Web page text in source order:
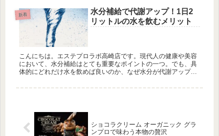
世代の美容サプリメントで、豚や馬由来のエクソソームを使用
し、肌や体調の改善を目指します。成分には、プラセンタエキ
スやパイナップル由来のセラミドが含まれ、内側からの美容効
果が期待されます。製造は日本国内で行われ、安全性も確保さ
れています。サプリメントは簡単に摂取でき、体調に応じて調
整が可能です。エステプロラボ高崎では、内面からのアプロー
チで真の美容を提供し、健康的で輝く美しさをサポートしてい
ます。
新着
水分補給で代謝アップ！1日2
リットルの水を飲むメリット
こんにちは。エステプロラボ高崎店です。現代人の健康や美容
において、水分補給はとても重要なポイントの一つ。でも、具
体的にどれだけ水を飲めば良いのか、なぜ水分が代謝アップに
ショコラクリーム オーガニック グラ
ンプロで味わう本物の贅沢